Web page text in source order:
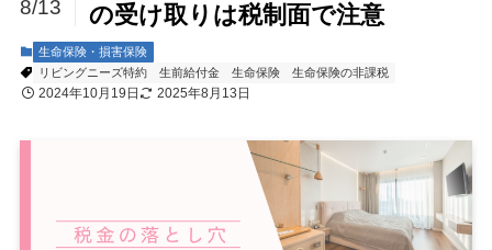
の受け取りは税制面で注意
8/13
生命保険・損害保険
リビングニーズ特約
生前給付金 生命保険 生命保険の非課税
2024年10月19日 2025年8月13日